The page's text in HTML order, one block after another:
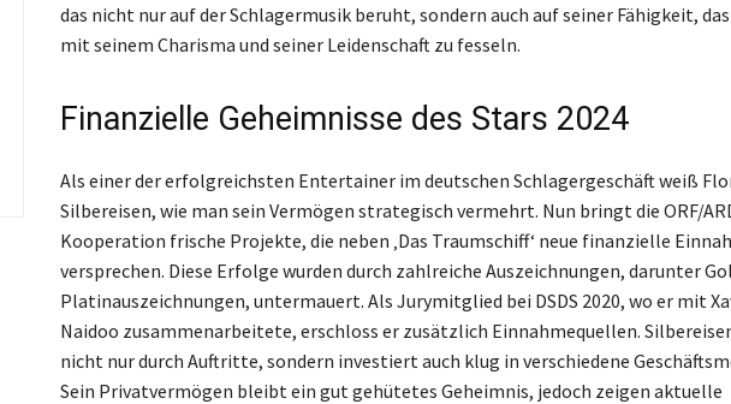
das nicht nur auf der Schlagermusik beruht, sondern auch auf seiner Fähigkeit,
mit seinem Charisma und seiner Leidenschaft zu fesseln.
Finanzielle Geheimnisse des Stars 2024
Als einer der erfolgreichsten Entertainer im deutschen Schlagergeschäft weiß
Silbereisen, wie man sein Vermögen strategisch vermehrt. Nun bringt die ORF/
Kooperation frische Projekte, die neben ‚Das Traumschiff‘ neue finanzielle
versprechen. Diese Erfolge wurden durch zahlreiche Auszeichnungen, darunter
Platinauszeichnungen, untermauert. Als Jurymitglied bei DSDS 2020, wo er mit
Naidoo zusammenarbeitete, erschloss er zusätzlich Einnahmequellen.
nicht nur durch Auftritte, sondern investiert auch klug in verschiedene
Sein Privatvermögen bleibt ein gut gehütetes Geheimnis, jedoch zeigen aktuelle